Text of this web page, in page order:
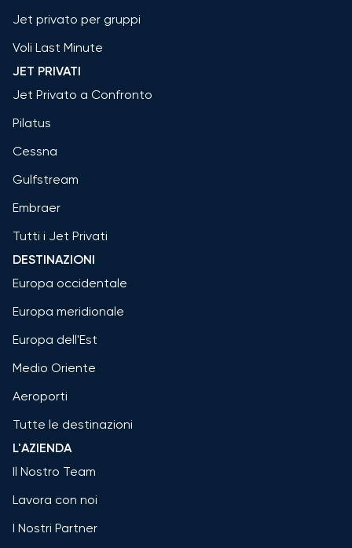
Jet privato per gruppi
Voli Last Minute
JET PRIVATI
Jet Privato a Confronto
Pilatus
Cessna
Gulfstream
Embraer
Tutti i Jet Privati
DESTINAZIONI
Europa occidentale
Europa meridionale
Europa dell'Est
Medio Oriente
Aeroporti
Tutte le destinazioni
L'AZIENDA
Il Nostro Team
Lavora con noi
I Nostri Partner